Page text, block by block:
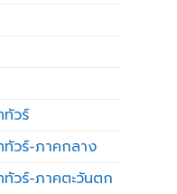
วร์
ทัวร์-ภาคกลาง
ทัวร์-ภาคตะวันตก